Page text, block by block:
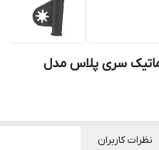
300 وات اتوماتیک سری پلاس مدل
نظرات کاربران